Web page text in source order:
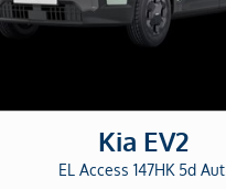
Kia EV2
EL Access 147HK 5d Aut.